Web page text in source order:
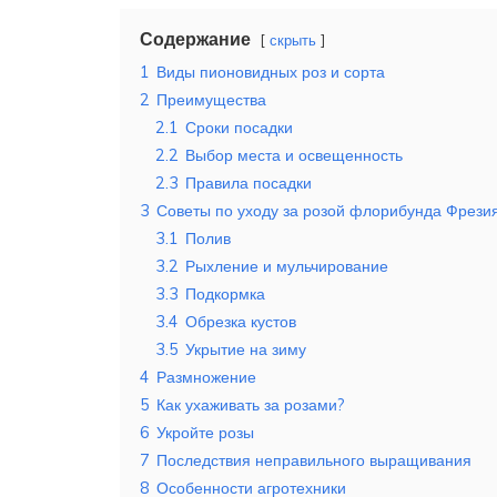
Содержание скрыть
1 Виды пионовидных роз и сорта
2 Преимущества
2.1 Сроки посадки
2.2 Выбор места и освещенность
2.3 Правила посадки
3 Советы по уходу за розой флорибунда
3.1 Полив
3.2 Рыхление и мульчирование
3.3 Подкормка
3.4 Обрезка кустов
3.5 Укрытие на зиму
4 Размножение
5 Как ухаживать за розами?
6 Укройте розы
7 Последствия неправильного выращивания
8 Особенности агротехники